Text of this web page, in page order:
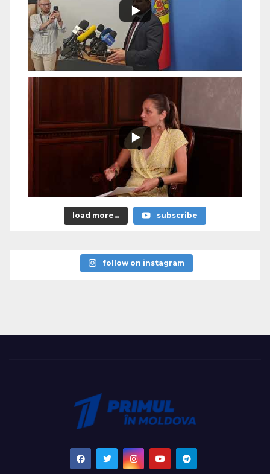
load more... subscribe
follow on instagram